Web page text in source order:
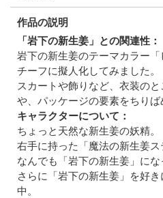
作品の説明
「岩下の新生姜」との関連性：
岩下の新生姜のテーマカラー
チーフに擬人化してみました。
スカートや飾りなど、衣装の
や、パッケージの要素をちりば
キャラクターについて：
ちょっと天然な新生姜の妖精。
右手に持った「魔法の新生姜
なんでも「岩下の新生姜」にな
さらに「岩下の新生姜」を好
中。